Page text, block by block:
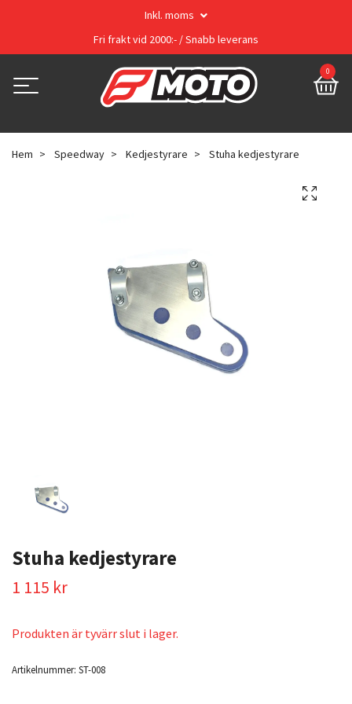
Inkl. moms
Fri frakt vid 2000:- / Snabb leverans
0
Hem Speedway Kedjestyrare Stuha kedjestyrare
Stuha kedjestyrare
1 115 kr
Produkten är tyvärr slut i lager.
Artikelnummer: ST-008